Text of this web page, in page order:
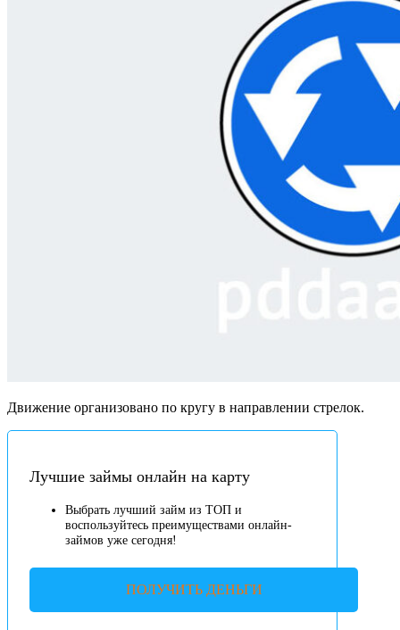
Движение организовано по кругу в направлении стрелок.
Лучшие займы онлайн на карту
Выбрать лучший займ из ТОП и
воспользуйтесь преимуществами онлайн-
займов уже сегодня!
ПОЛУЧИТЬ ДЕНЬГИ